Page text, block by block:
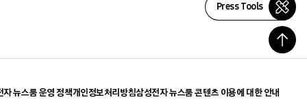
Press Tools
자 뉴스룸 운영 정책개인정보처리방침삼성전자 뉴스룸 콘텐츠 이용에 대한 안내